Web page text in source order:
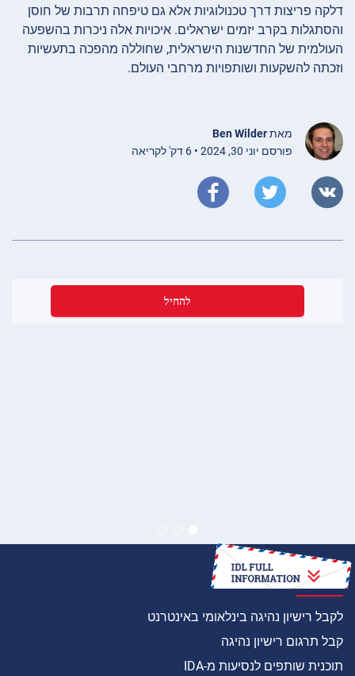
דלקה פריצות דרך טכנולוגיות אלא גם טיפחה תרבות של חוסן
והסתגלות בקרב יזמים ישראלים. איכויות אלה ניכרות בהשפעה
העולמית של החדשנות הישראלית, שחוללה מהפכה בתעשיות
וזכתה להשקעות ושותפויות מרחבי העולם.
מאתBen Wilder
פורסם יוני 30, 2024 • 6 דק' לקריאה
להחיל
איך
לקבל רישיון נהיגה בינלאומי באינטרנט
קבל תרגום רישיון נהיגה
תוכנית שותפים לנסיעות מ-IDA